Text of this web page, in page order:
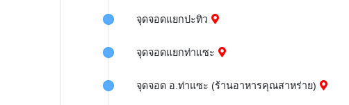
จุดจอดแยกปะทิว
จุดจอดแยกท่าแซะ
จุดจอด อ.ท่าแซะ (ร้านอาหารคุณสาหร่าย)